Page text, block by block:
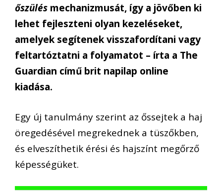
őszülés mechanizmusát, így a jövőben ki
lehet fejleszteni olyan kezeléseket,
amelyek segítenek visszafordítani vagy
feltartóztatni a folyamatot – írta a The
Guardian című brit napilap online
kiadása.
Egy új tanulmány szerint az őssejtek a haj
öregedésével megrekednek a tüszőkben,
és elveszíthetik érési és hajszínt megőrző
képességüket.